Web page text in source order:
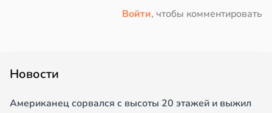
Войти, чтобы комментировать
Новости
Американец сорвался с высоты 20 этажей и выжил